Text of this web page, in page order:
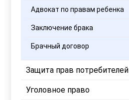
Адвокат по правам ребенка
Заключение брака
Брачный договор
Защита прав потребителей
Уголовное право